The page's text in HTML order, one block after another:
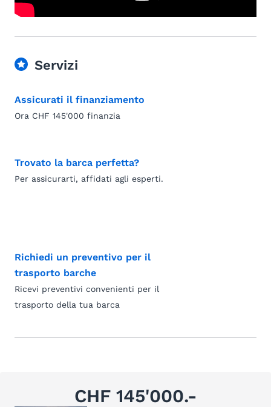
Servizi
Assicurati il finanziamento
Ora CHF 145'000 finanzia
Trovato la barca perfetta?
Per assicurarti, affidati agli esperti.
Richiedi un preventivo per il
trasporto barche
Ricevi preventivi convenienti per il
trasporto della tua barca
CHF 145'000.-